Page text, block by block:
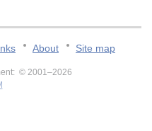
About Site map
© 2001–2026